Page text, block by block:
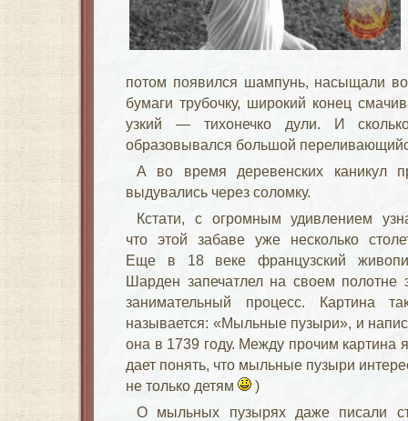
потом появился шампунь, насыщали
бумаги трубочку, широкий конец
узкий — тихонечко дули. И
образовывался большой
А во время деревенских каникул
выдувались через соломку.
Кстати, с огромным удивлением
что этой забаве уже несколько
Еще в 18 веке французский
Шарден запечатлел на своем полотне
занимательный процесс. Картина
называется: «Мыльные пузыри», и
она в 1739 году. Между прочим картина
дает понять, что мыльные пузыри
не только детям
)
О мыльных пузырях даже писали